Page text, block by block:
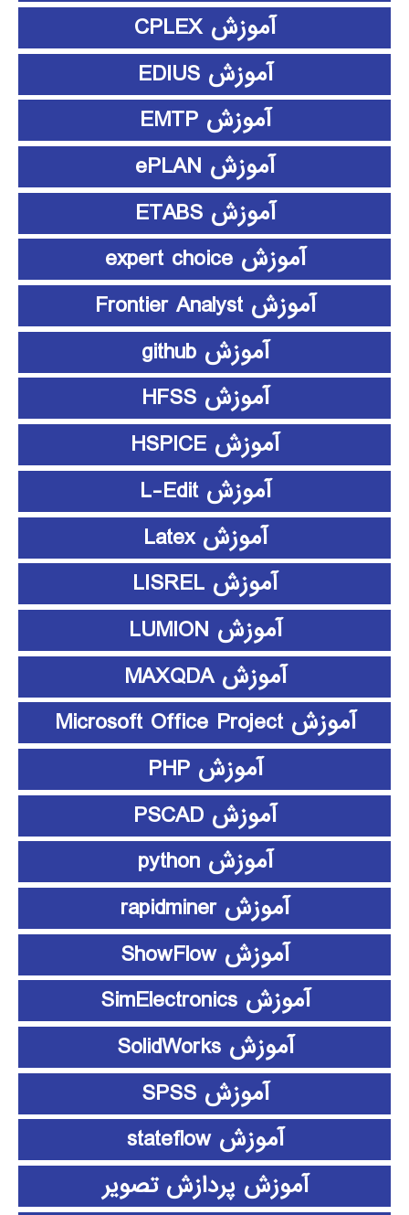
آموزش CPLEX
آموزش EDIUS
آموزش EMTP
آموزش ePLAN
آموزش ETABS
آموزش expert choice
آموزش Frontier Analyst
آموزش github
آموزش HFSS
آموزش HSPICE
آموزش L-Edit
آموزش Latex
آموزش LISREL
آموزش LUMION
آموزش MAXQDA
آموزش Microsoft Office Project
آموزش PHP
آموزش PSCAD
آموزش python
آموزش rapidminer
آموزش ShowFlow
آموزش SimElectronics
آموزش SolidWorks
آموزش SPSS
آموزش stateflow
آموزش پردازش تصویر